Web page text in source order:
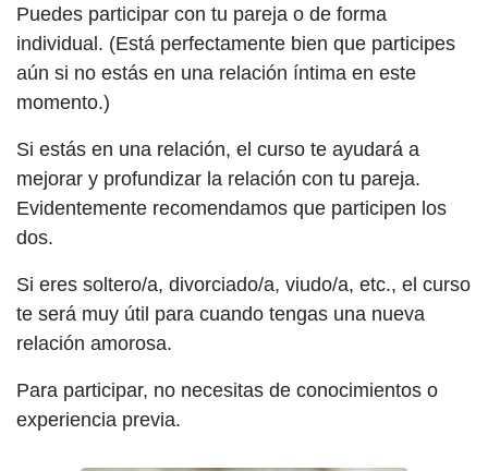
Puedes participar con tu pareja o de forma
individual. (Está perfectamente bien que participes
aún si no estás en una relación íntima en este
momento.)
Si estás en una relación, el curso te ayudará a
mejorar y profundizar la relación con tu pareja.
Evidentemente recomendamos que participen los
dos.
Si eres soltero/a, divorciado/a, viudo/a, etc., el curso
te será muy útil para cuando tengas una nueva
relación amorosa.
Para participar, no necesitas de conocimientos o
experiencia previa.